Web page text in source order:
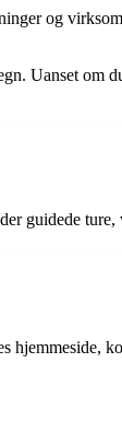
og
Uanset
guidede